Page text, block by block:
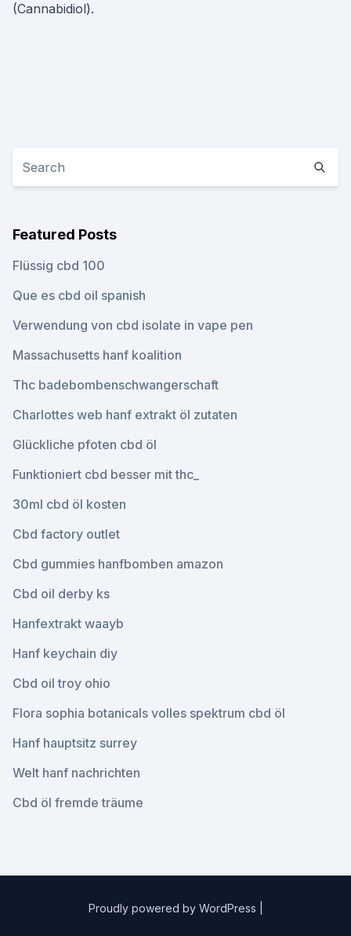
(Cannabidiol).
Featured Posts
Flüssig cbd 100
Que es cbd oil spanish
Verwendung von cbd isolate in vape pen
Massachusetts hanf koalition
Thc badebombenschwangerschaft
Charlottes web hanf extrakt öl zutaten
Glückliche pfoten cbd öl
Funktioniert cbd besser mit thc_
30ml cbd öl kosten
Cbd factory outlet
Cbd gummies hanfbomben amazon
Cbd oil derby ks
Hanfextrakt waayb
Hanf keychain diy
Cbd oil troy ohio
Flora sophia botanicals volles spektrum cbd öl
Hanf hauptsitz surrey
Welt hanf nachrichten
Cbd öl fremde träume
Proudly powered by WordPress